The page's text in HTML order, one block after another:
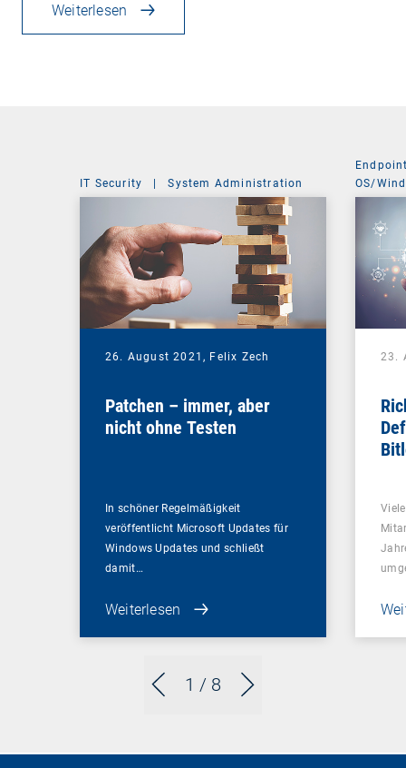
Weiterlesen
1 / 8
IT Security | System Administration
26. August 2021, Felix Zech
Patchen – immer, aber
nicht ohne Testen
In schöner Regelmäßigkeit
veröffentlicht Microsoft Updates für
Windows Updates und schließt
damit…
Weiterlesen
OS/
23.